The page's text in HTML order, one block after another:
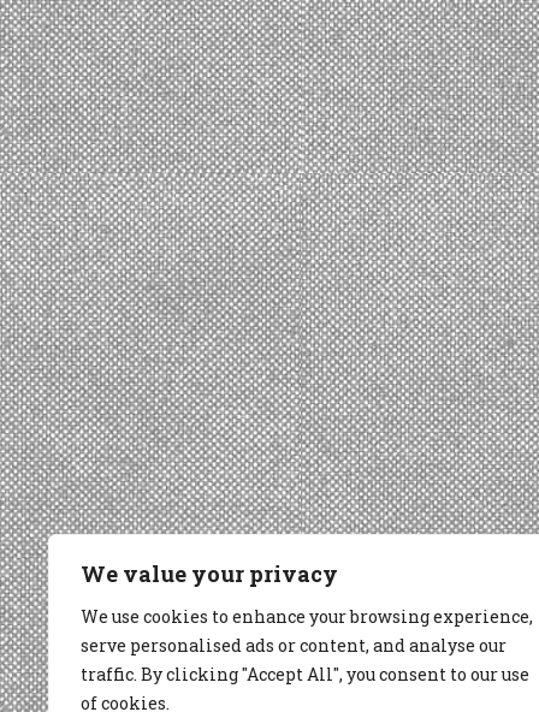
We value your privacy
We use cookies to enhance your browsing experience,
serve personalised ads or content, and analyse our
traffic. By clicking "Accept All", you consent to our use
of cookies.